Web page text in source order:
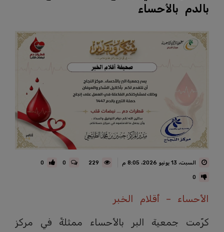
بالدم بالأحساء
السبت، 13 يونيو 2026، 8:05 م 0
0
0
الأحساء – أقلام الخبر
كرّمت جمعية البر بالأحساء ممثلةً في مركز